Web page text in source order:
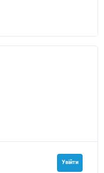
Увійти